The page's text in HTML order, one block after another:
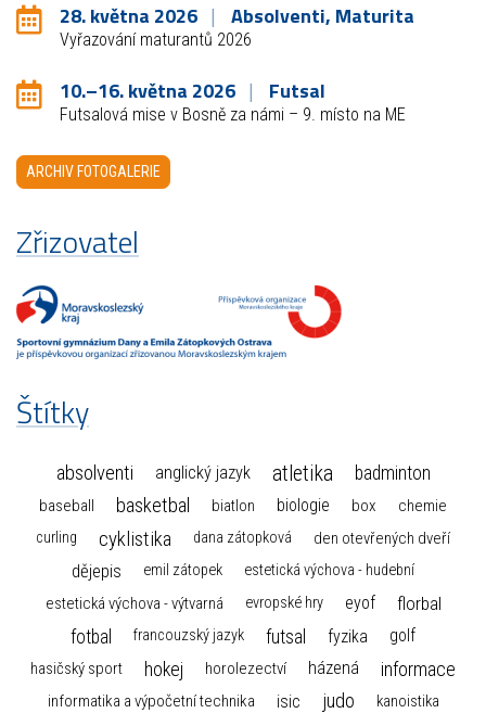
28. května 2026 Absolventi, Maturita
Vyřazování maturantů 2026
10.–16. května 2026 Futsal
Futsalová mise v Bosně za námi – 9. místo na ME
ARCHIV FOTOGALERIE
Zřizovatel
Štítky
absolventi anglický jazyk atletika badminton
baseball basketbal biatlon biologie box chemie
curling cyklistika dana zátopková den otevřených dveří
dějepis emil zátopek estetická výchova - hudební
estetická výchova - výtvarná evropské hry eyof florbal
fotbal francouzský jazyk futsal fyzika golf
hasičský sport hokej horolezectví házená informace
informatika a výpočetní technika isic judo
kanoistika